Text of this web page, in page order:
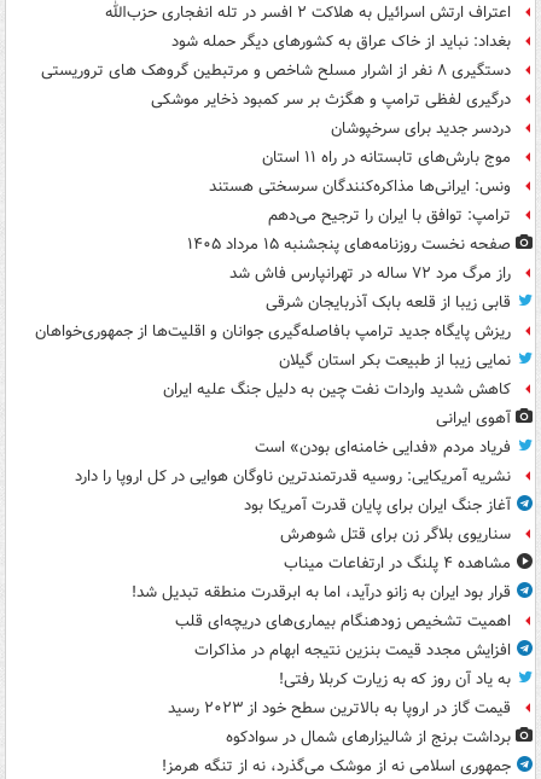
اعتراف ارتش اسرائیل به هلاکت ۲ افسر در تله انفجاری حزب‌الله
بغداد: نباید از خاک عراق به کشورهای دیگر حمله شود
دستگیری ۸ نفر از اشرار مسلح شاخص و مرتبطین گروهک های تروریستی
درگیری لفظی ترامپ و هگزث بر سر کمبود ذخایر موشکی
دردسر جدید برای سرخپوشان
موج بارش‌های تابستانه در راه ۱۱ استان
ونس: ایرانی‌ها مذاکره‌کنندگان سرسختی هستند
ترامپ: توافق با ایران را ترجیح می‌دهم
صفحه نخست روزنامه‌های پنجشنبه ۱۵ مرداد ۱۴۰۵
راز مرگ مرد ۷۲ ساله در تهرانپارس فاش شد
قابی زیبا از قلعه بابک آذربایجان شرقی
ریزش پایگاه جدید ترامپ بافاصله‌گیری جوانان و اقلیت‌ها از جمهوری‌خواهان
نمایی زیبا از طبیعت بکر استان گیلان
کاهش شدید واردات نفت چین به دلیل جنگ علیه ایران
آهوی ایرانی
فریاد مردم «فدایی خامنه‌ای بودن» است
نشریه آمریکایی: روسیه قدرتمندترین ناوگان هوایی در کل اروپا را دارد
آغاز جنگ ایران برای پایان قدرت آمریکا بود
سناریوی بلاگر زن برای قتل شوهرش
مشاهده ۴ پلنگ در ارتفاعات میناب
قرار بود ایران به زانو درآید، اما به ابرقدرت منطقه تبدیل شد!
اهمیت تشخیص زودهنگام بیماری‌های دریچه‌ای قلب
افزایش مجدد قیمت بنزین نتیجه ابهام در مذاکرات
به یاد آن روز که به زیارت کربلا رفتی!
قیمت گاز در اروپا به بالاترین سطح خود از ۲۰۲۳ رسید
برداشت برنج از شالیزارهای شمال در سوادکوه
جمهوری اسلامی نه از موشک می‌گذرد، نه از تنگه هرمز!